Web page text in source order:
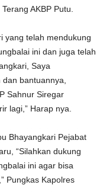
AKBP Putu.
yang telah mendukung
ini dan juga telah
Saya
bantuannya,
Sahnur Siregar
lagi,” Harap nya.
Bhayangkari Pejabat
“Silahkan dukung
ini agar bisa
Pungkas Kapolres